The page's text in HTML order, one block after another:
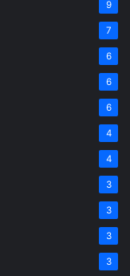
9
7
6
6
6
4
4
3
3
3
3